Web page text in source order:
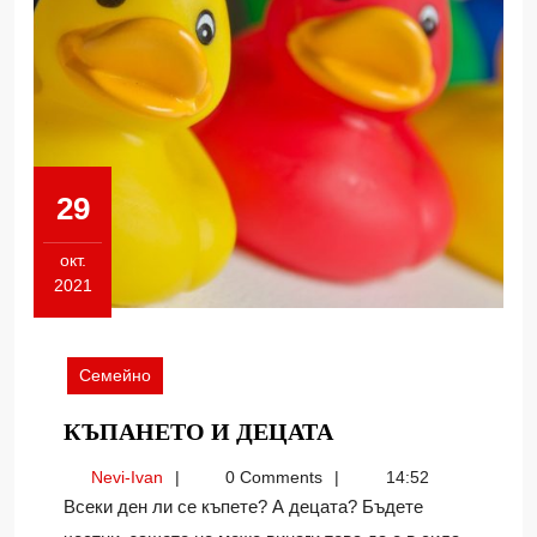
29
окт.
2021
29.10.2021
Семейно
КЪПАНЕТО И ДЕЦАТА
ДЕЦАТА
Nevi-IvanNevi-
Ivan
0 Comments 14:52
Всеки ден ли се къпете? А децата? Бъдете